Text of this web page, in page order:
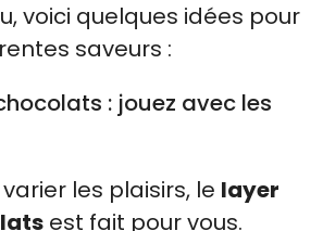
voici quelques idées pour
saveurs :
: jouez avec les
les plaisirs, le layer
est fait pour vous.